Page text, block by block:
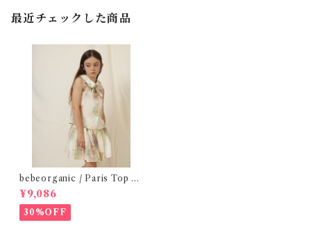
最近チェックした商品
bebeorganic / Paris Top N
ostalgic Florals (10・12y)
¥9,086
30%OFF